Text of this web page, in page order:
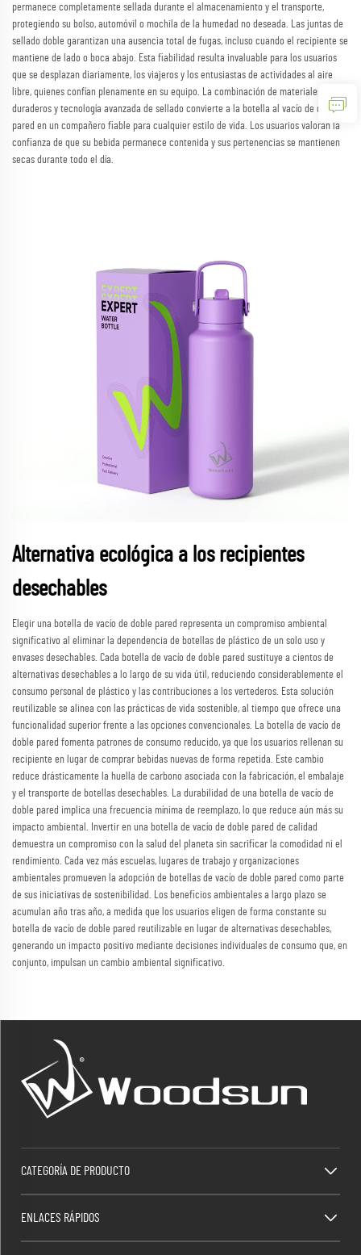
permanece completamente sellada durante el almacenamiento y el transporte,
protegiendo su bolso, automóvil o mochila de la humedad no deseada. Las juntas de
sellado doble garantizan una ausencia total de fugas, incluso cuando el recipiente se
mantiene de lado o boca abajo. Esta fiabilidad resulta invaluable para los usuarios
que se desplazan diariamente, los viajeros y los entusiastas de actividades al aire
libre, quienes confían plenamente en su equipo. La combinación de materiales
duraderos y tecnología avanzada de sellado convierte a la botella al vacío de doble
pared en un compañero fiable para cualquier estilo de vida. Los usuarios valoran la
confianza de que su bebida permanece contenida y sus pertenencias se mantienen
secas durante todo el día.
Alternativa ecológica a los recipientes
desechables
Elegir una botella de vacío de doble pared representa un compromiso ambiental
significativo al eliminar la dependencia de botellas de plástico de un solo uso y
envases desechables. Cada botella de vacío de doble pared sustituye a cientos de
alternativas desechables a lo largo de su vida útil, reduciendo considerablemente el
consumo personal de plástico y las contribuciones a los vertederos. Esta solución
reutilizable se alinea con las prácticas de vida sostenible, al tiempo que ofrece una
funcionalidad superior frente a las opciones convencionales. La botella de vacío de
doble pared fomenta patrones de consumo reducido, ya que los usuarios rellenan su
recipiente en lugar de comprar bebidas nuevas de forma repetida. Este cambio
reduce drásticamente la huella de carbono asociada con la fabricación, el embalaje
y el transporte de botellas desechables. La durabilidad de una botella de vacío de
doble pared implica una frecuencia mínima de reemplazo, lo que reduce aún más su
impacto ambiental. Invertir en una botella de vacío de doble pared de calidad
demuestra un compromiso con la salud del planeta sin sacrificar la comodidad ni el
rendimiento. Cada vez más escuelas, lugares de trabajo y organizaciones
ambientales promueven la adopción de botellas de vacío de doble pared como parte
de sus iniciativas de sostenibilidad. Los beneficios ambientales a largo plazo se
acumulan año tras año, a medida que los usuarios eligen de forma constante su
botella de vacío de doble pared reutilizable en lugar de alternativas desechables,
generando un impacto positivo mediante decisiones individuales de consumo que, en
conjunto, impulsan un cambio ambiental significativo.
CATEGORÍA DE PRODUCTO
ENLACES RÁPIDOS